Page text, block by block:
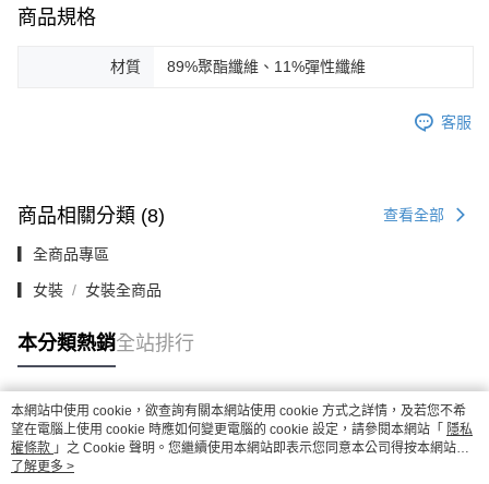
商品規格
材質 89%聚酯纖維、11%彈性纖維
客服
商品相關分類 (8) 查看全部
▎全商品專區
▎女裝 女裝全商品
本分類熱銷全站排行
熱門標籤
本網站中使用 cookie，欲查詢有關本網站使用 cookie 方式之詳情，及若您不希
望在電腦上使用 cookie 時應如何變更電腦的 cookie 設定，請參閱本網站「 隱私
權條款 」之 Cookie 聲明。您繼續使用本網站即表示您同意本公司得按本網站使
用條款之 Cookie 聲明使用 cookie。
了解更多 >